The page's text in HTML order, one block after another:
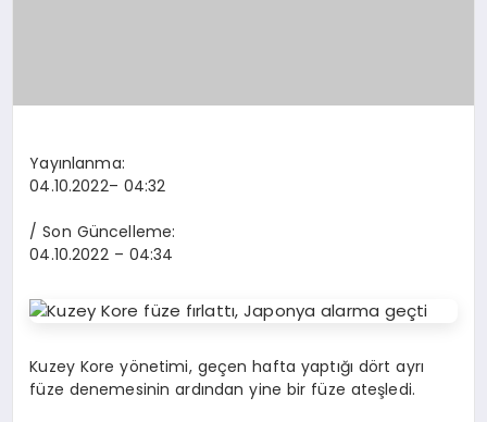
Yayınlanma:
04.10.2022– 04:32
/ Son Güncelleme:
04.10.2022– 04:34
Kuzey Kore yönetimi, geçen hafta yaptığı dört ayrı
füze denemesinin ardından yine bir füze ateşledi.